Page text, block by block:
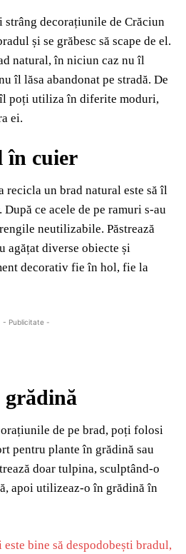
strâng decorațiunile de Crăciun
și se grăbesc să scape de el.
natural, în niciun caz nu îl
îl lăsa abandonat pe stradă. De
poți utiliza în diferite moduri,
ei.
în cuier
recicla un brad natural este să îl
ce acele de pe ramuri s-au
neutilizabile. Păstrează
agățat diverse obiecte și
decorativ fie în hol, fie la
- Publicitate -
grădină
de pe brad, poți folosi
pentru plante în grădină sau
doar tulpina, sculptând-o
apoi utilizeaz-o în grădină în
este bine să despodobești bradul,